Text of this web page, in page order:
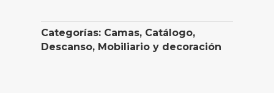
Categorías: Camas, Catálogo,
Descanso, Mobiliario y decoración